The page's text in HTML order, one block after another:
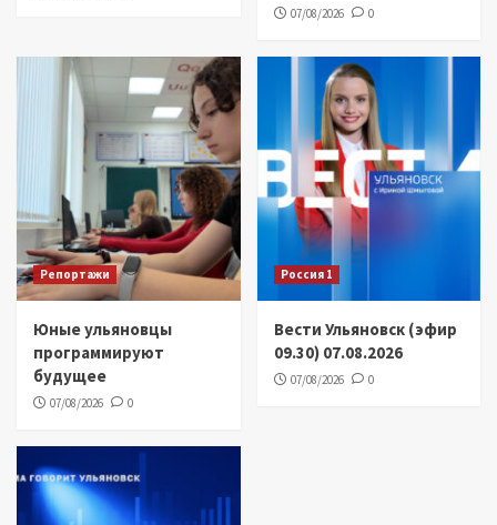
07/08/2026 0
Репортажи
Юные ульяновцы
программируют
будущее
07/08/2026 0
Россия 1
Вести Ульяновск (эфир
09.30) 07.08.2026
07/08/2026 0